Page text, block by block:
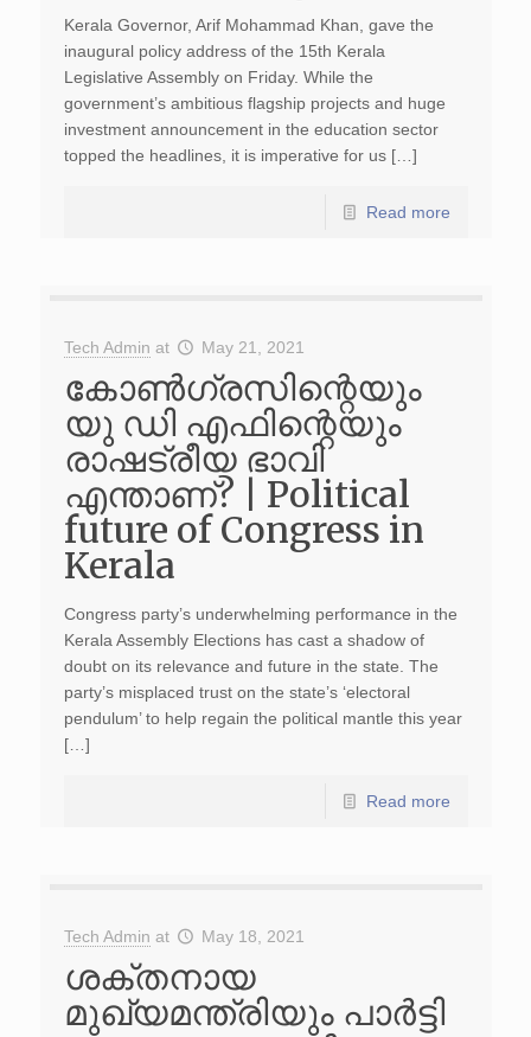
Kerala Governor, Arif Mohammad Khan, gave the
inaugural policy address of the 15th Kerala
Legislative Assembly on Friday. While the
government’s ambitious flagship projects and huge
investment announcement in the education sector
topped the headlines, it is imperative for us […]
Read more
Tech Admin at May 21, 2021
കോൺഗ്രസിന്റെയും
യു ഡി എഫിന്റെയും
രാഷട്രീയ ഭാവി
എന്താണ്? | Political
future of Congress in
Kerala
Congress party’s underwhelming performance in the
Kerala Assembly Elections has cast a shadow of
doubt on its relevance and future in the state. The
party’s misplaced trust on the state’s ‘electoral
pendulum’ to help regain the political mantle this year
[…]
Read more
Tech Admin at May 18, 2021
ശക്തനായ
മുഖ്യമന്ത്രിയും പാർട്ടി